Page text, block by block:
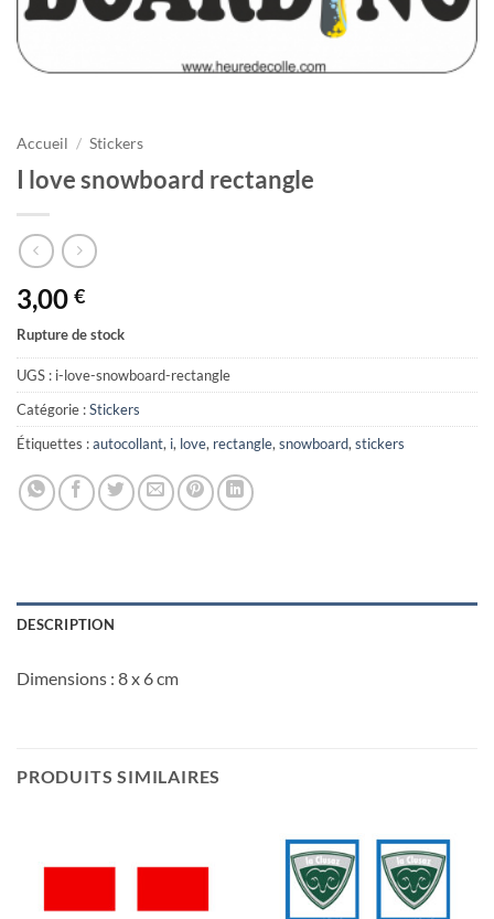
Accueil / Stickers
I love snowboard rectangle
3,00 €
Rupture de stock
UGS : i-love-snowboard-rectangle
Catégorie :Stickers
Étiquettes :autocollant, i, love, rectangle,snowboard,stickers
DESCRIPTION
Dimensions : 8 x 6 cm
PRODUITS SIMILAIRES